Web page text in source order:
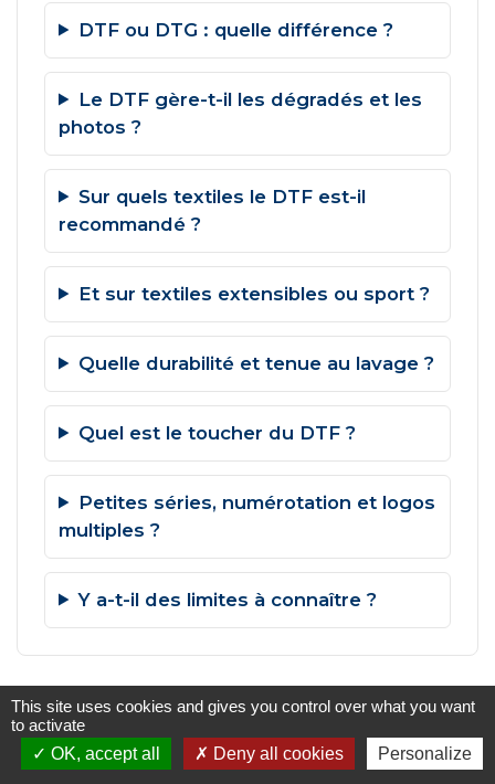
DTF ou DTG : quelle différence ?
Le DTF gère-t-il les dégradés et les
photos ?
Sur quels textiles le DTF est-il
recommandé ?
Et sur textiles extensibles ou sport ?
Quelle durabilité et tenue au lavage ?
Quel est le toucher du DTF ?
Petites séries, numérotation et logos
multiples ?
Y a-t-il des limites à connaître ?
This site uses cookies and gives you control over what you want
to activate
OK, accept all
Deny all cookies Personalize